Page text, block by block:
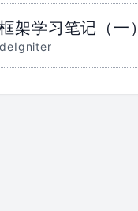
架学习笔记（一）